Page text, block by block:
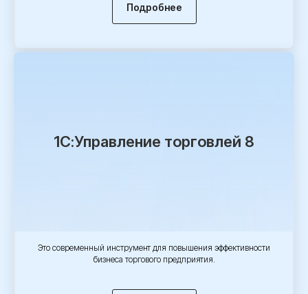
Подробнее
1С:Управление торговлей 8
Это современный инструмент для повышения эффективности
бизнеса торгового предприятия.